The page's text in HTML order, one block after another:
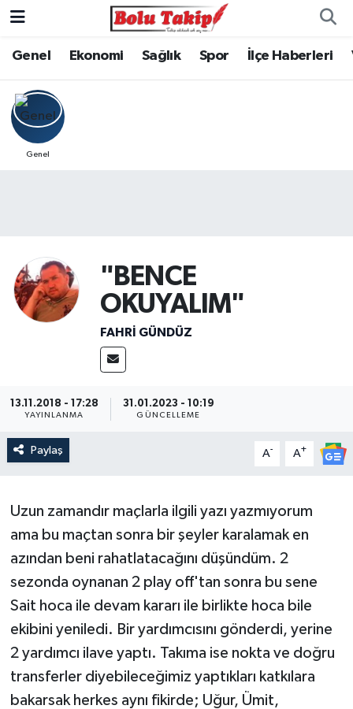
Genel Ekonomi Sağlık Spor İlçe Haberleri
Genel
"BENCE
OKUYALIM"
FAHRI GÜNDÜZ
13.11.2018 - 17:28
YAYINLANMA
31.01.2023 - 10:19
GÜNCELLEME
Paylaş A- A+
Uzun zamandır maçlarla ilgili yazı yazmıyorum
ama bu maçtan sonra bir şeyler karalamak en
azından beni rahatlatacağını düşündüm. 2
sezonda oynanan 2 play off'tan sonra bu sene
Sait hoca ile devam kararı ile birlikte hoca bile
ekibini yeniledi. Bir yardımcısını gönderdi, yerine
2 yardımcı ilave yaptı. Takıma ise nokta ve doğru
transferler diyebileceğimiz yaptıkları katkılara
bakarsak herkes aynı fikirde; Uğur, Ümit,